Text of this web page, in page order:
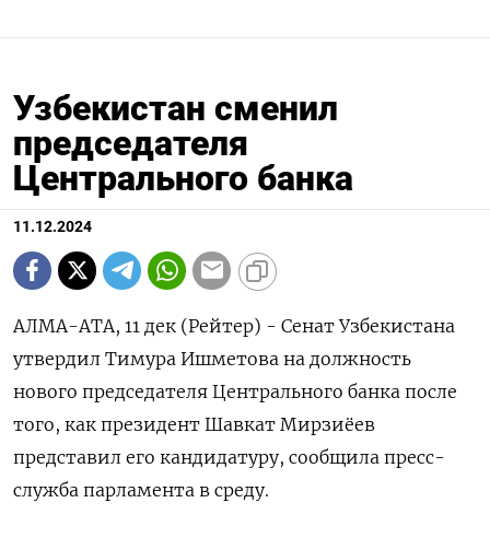
Узбекистан сменил
председателя
Центрального банка
11.12.2024
АЛМА-АТА, 11 дек (Рейтер) - Сенат Узбекистана
утвердил Тимура Ишметова на должность
нового председателя Центрального банка после
того, как президент Шавкат Мирзиёев
представил его кандидатуру, сообщила пресс-
служба парламента в среду.